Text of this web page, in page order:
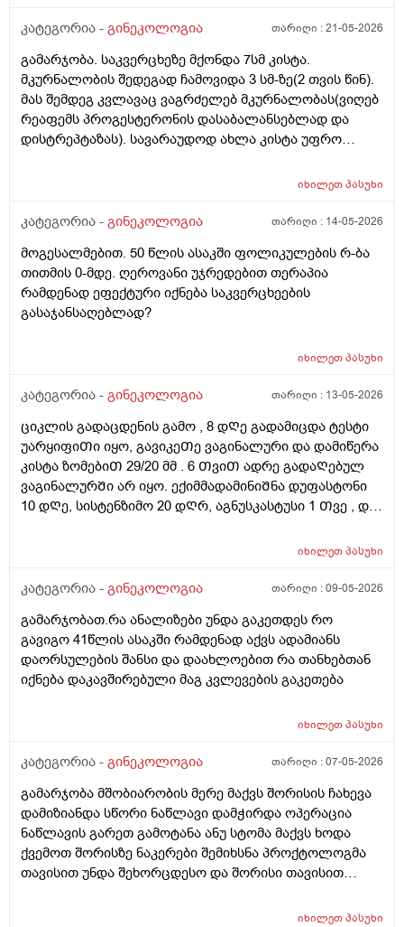
იყოს?
კატეგორია - გინეკოლოგია თარიღი :21-05-2026
გამარჯობა. საკვერცხეზე მქონდა 7სმ კისტა.
მკურნალობის შედეგად ჩამოვიდა 3 სმ-ზე(2 თვის წინ).
მას შემდეგ კვლავაც ვაგრძელებ მკურნალობას(ვიღებ
რეაფემს პროგესტერონის დასაბალანსებლად და
დისტრეპტაზას). სავარაუდოდ ახლა კისტა უფრო
ვიზიტი) მსურს აპარატული მასაჟის - ენდოსფერო
კეთდება და ვიბრაციის მეშვეობით აუმჯობესებს
მაინტერესებს, მუცლის არეზე დასაშვებია ეს
პროცედურა?
იხილეთპასუხი
კატეგორია - გინეკოლოგია თარიღი : 14-05-2026
მოგესალმებით. 50 წლის ასაკში ფოლიკულების რ-ბა
თითმის 0-მდე. ღეროვანი უჯრედებით თერაპია
რამდენად ეფექტური იქნება საკვერცხეების
გასაჯანსაღებლად?
იხილეთპასუხი
კატეგორია - გინეკოლოგია თარიღი : 13-05-2026
ციკლის გადაცდენის გამო , 8 დᲦე გადამიცდა ტესტი
უარყიფიᲗი იყო, გავიკეᲗე ვაგინალური და დამიწერა
კისტა ზომებიᲗ 29/20 მმ . 6 ᲗვიᲗ ადრე გადაᲦებულ
ვაგინალურᲨი არ იყო. ექიმმადამინიᲨნა დუფასტონი
10 დᲦე, სისტენზიმო 20 დᲦრ, აგნუსკასტუსი 1 Თვე , და
რამდენადსაყურადᲦებოა და Თუ დაეხმარება ეს
იხილეთპასუხი
კატეგორია - გინეკოლოგია თარიღი :09-05-2026
გამარჯობათ.რა ანალიზები უნდა გაკეთდეს რო
გავიგო 41წლის ასაკში რამდენად აქვს ადამიანს
დაორსულების შანსი და დაახლოებით რა თანხებთან
იქნება დაკავშირებული მაგ კვლევების გაკეთება
იხილეთპასუხი
კატეგორია - გინეკოლოგია თარიღი :07-05-2026
გამარჯობა მშობიარობის მერე მაქვს შორისის ჩახევა
დამიზიანდა სწორი ნაწლავი დამჭირდა ოპერაცია
ნაწლავის გარეთ გამოტანა ანუ სტომა მაქვს ხოდა
ქვემოთ შორისზე ნაკერები შემიხსნა პროქტოლოგმა
თავისით უნდა შეხორცდესო და შორისი თავისით
იხილეთპასუხი